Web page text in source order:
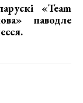
«Team
паводле